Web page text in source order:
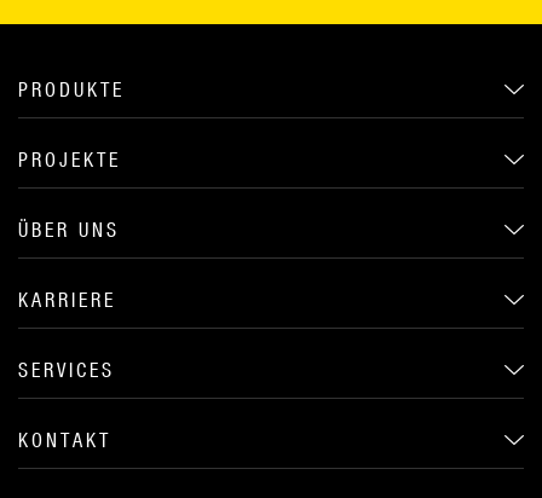
PRODUKTE
PROJEKTE
ÜBER UNS
KARRIERE
SERVICES
KONTAKT